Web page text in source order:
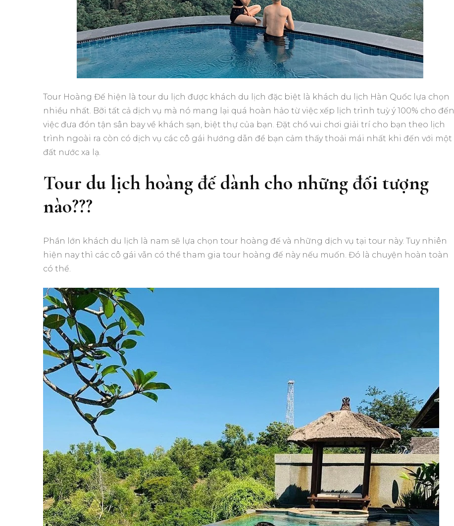
Tour Hoàng Đế hiện là tour du lịch được khách du lịch đặc biệt là khách du lịch Hàn Quốc lựa chọn
nhiều nhất. Bỡi tất cả dịch vụ mà nó mang lại quá hoàn hảo từ việc xếp lịch trình tuỳ ý 100% cho đến
việc đưa đón tận sân bay về khách sạn, biệt thự của bạn. Đặt chổ vui chơi giải trí cho bạn theo lịch
trình ngoài ra còn có dịch vụ các cô gái hướng dẫn để bạn cảm thấy thoải mái nhất khi đến với một
đất nước xa lạ.
Tour du lịch hoàng đế dành cho những đối tượng
nào???
Phần lớn khách du lịch là nam sẽ lựa chọn tour hoàng đế và những dịch vụ tại tour này. Tuy nhiên
hiện nay thì các cô gái vẫn có thể tham gia tour hoàng đế này nếu muốn. Đó là chuyện hoàn toàn
có thể.